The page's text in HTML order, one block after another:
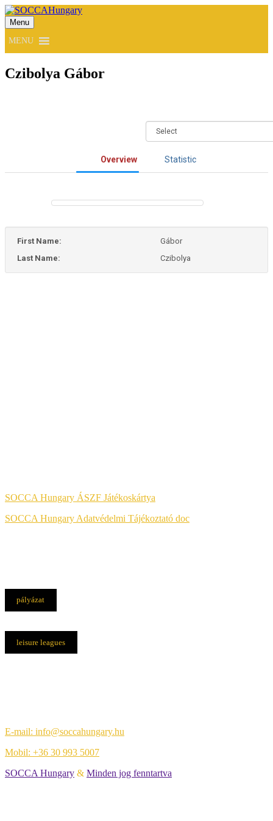
SOCCAHungary
Menu
MENU
Czibolya Gábor
Overview Statistic
First Name:
Gábor
Last Name:
Czibolya
SOCCA Hungary ÁSZF Játékoskártya
SOCCA Hungary Adatvédelmi Tájékoztató doc
pályázat
leisure leagues
E-mail: info@soccahungary.hu
Mobil: +36 30 993 5007
SOCCA Hungary & Minden jog fenntartva